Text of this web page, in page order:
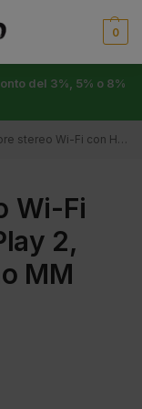
0
del 3%, 5% o 8%
AirPlay 2, Google Cast e phono MM
Wi-Fi
2,
MM